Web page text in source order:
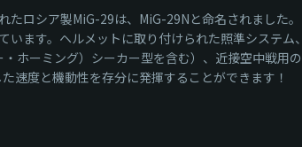
たロシア製MiG-29は、MiG-29Nと命名されまし
います。ヘルメットに取り付けられた照準システ
ホーミング）シーカー型を含む）、近接空中戦用
速度と機動性を存分に発揮することができます！